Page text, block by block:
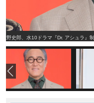
佐野史郎、水10ドラマ『Dr. アシュラ